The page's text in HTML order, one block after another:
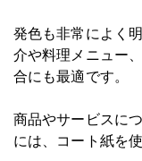
発色も非常によく
介や料理メニュー
合にも最適です。
商品やサービスに
には、コート紙を